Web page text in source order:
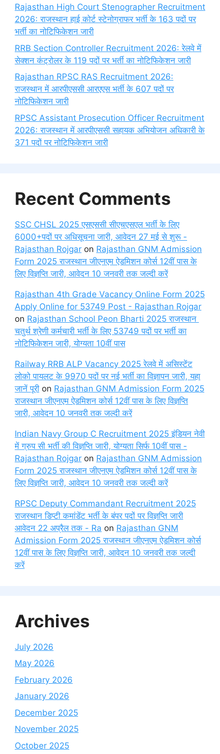
Rajasthan High Court Stenographer Recruitment
2026: राजस्थान हाई कोर्ट स्टेनोग्राफर भर्ती के 163 पदों पर
भर्ती का नोटिफिकेशन जारी
RRB Section Controller Recruitment 2026: रेलवे में
सेक्शन कंट्रोलर के 119 पदों पर भर्ती का नोटिफिकेशन जारी
Rajasthan RPSC RAS Recruitment 2026:
राजस्थान में आरपीएससी आरएएस भर्ती के 607 पदों पर
नोटिफिकेशन जारी
RPSC Assistant Prosecution Officer Recruitment
2026: राजस्थान में आरपीएससी सहायक अभियोजन अधिकारी के
371 पदों पर नोटिफिकेशन जारी
Recent Comments
SSC CHSL 2025 एसएससी सीएचएसएल भर्ती के लिए
6000+पदों पर अधिसूचना जारी, आवेदन 27 मई से शुरू -
Rajasthan Rojgar on Rajasthan GNM Admission
Form 2025 राजस्थान जीएनएम ऐडमिशन कोर्स 12वीं पास के
लिए विज्ञप्ति जारी, आवेदन 10 जनवरी तक जल्दी करें
Rajasthan 4th Grade Vacancy Online Form 2025
Apply Online for 53749 Post - Rajasthan Rojgar
on Rajasthan School Peon Bharti 2025 राजस्थान
चतुर्थ श्रेणी कर्मचारी भर्ती के लिए 53749 पदों पर भर्ती का
नोटिफिकेशन जारी, योग्यता 10वीं पास
Railway RRB ALP Vacancy 2025 रेलवे में असिस्टेंट
लोको पायलट के 9970 पदों पर नई भर्ती का विज्ञापन जारी, यहा
जानें पूरी on Rajasthan GNM Admission Form 2025
राजस्थान जीएनएम ऐडमिशन कोर्स 12वीं पास के लिए विज्ञप्ति
जारी, आवेदन 10 जनवरी तक जल्दी करें
Indian Navy Group C Recruitment 2025 इंडियन नेवी
में ग्रुप सी भर्ती की विज्ञप्ति जारी, योग्यता सिर्फ 10वीं पास -
Rajasthan Rojgar on Rajasthan GNM Admission
Form 2025 राजस्थान जीएनएम ऐडमिशन कोर्स 12वीं पास के
लिए विज्ञप्ति जारी, आवेदन 10 जनवरी तक जल्दी करें
RPSC Deputy Commandant Recruitment 2025
राजस्थान डिप्टी कमांडेंट भर्ती के बंपर पदों पर विज्ञप्ति जारी
आवेदन 22 अप्रैल तक - Ra on Rajasthan GNM
Admission Form 2025 राजस्थान जीएनएम ऐडमिशन कोर्स
12वीं पास के लिए विज्ञप्ति जारी, आवेदन 10 जनवरी तक जल्दी
करें
Archives
July 2026
May 2026
February 2026
January 2026
December 2025
November 2025
October 2025